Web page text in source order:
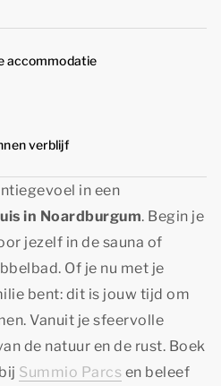
accommodatie
verblijf
in een
in Noardburgum. Begin je
jezelf in de sauna of
Of je nu met je
bent: dit is jouw tijd om
Vanuit je sfeervolle
de natuur en de rust. Boek
Summio Parcs en beleef